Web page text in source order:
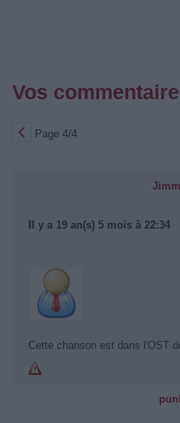
Vos
Page 4/4
Il y a 19 an(s) 5 mois à 22:34
Cette chanson est dans l'OST